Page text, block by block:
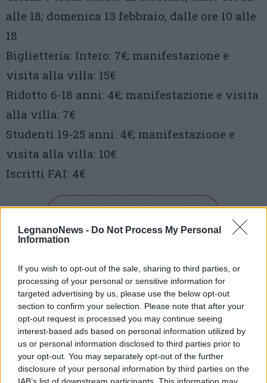
LegnanoNews - Do Not Process My Personal
Information
If you wish to opt-out of the sale, sharing to third parties, or
processing of your personal or sensitive information for
targeted advertising by us, please use the below opt-out
section to confirm your selection. Please note that after your
opt-out request is processed you may continue seeing
interest-based ads based on personal information utilized by
us or personal information disclosed to third parties prior to
your opt-out. You may separately opt-out of the further
disclosure of your personal information by third parties on the
alle 18; domenica 13 febbraio, dalle ore 10 alle
18
Biglietteria: Intero: 7€; manifestazione e
visita alla villa: 15€
Ridotto 6-18 anni: 4€; manifestazione e visita
alla villa: 7€
Studenti 19-25 anni: 4€; manifestazione e
visita alla villa: 10€
Iscritti FAI: 4€
Via Confalonieri, 5
Castronno
Tutti gli eventi
diagosto
Redazione
info@legnanonews.com